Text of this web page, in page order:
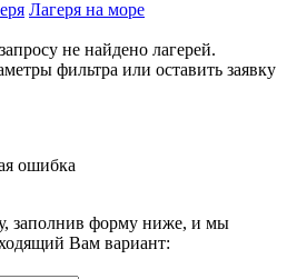
Лагеря на море
не найдено лагерей.
фильтра или оставить заявку
ошибка
заполнив форму ниже, и мы
Вам вариант: